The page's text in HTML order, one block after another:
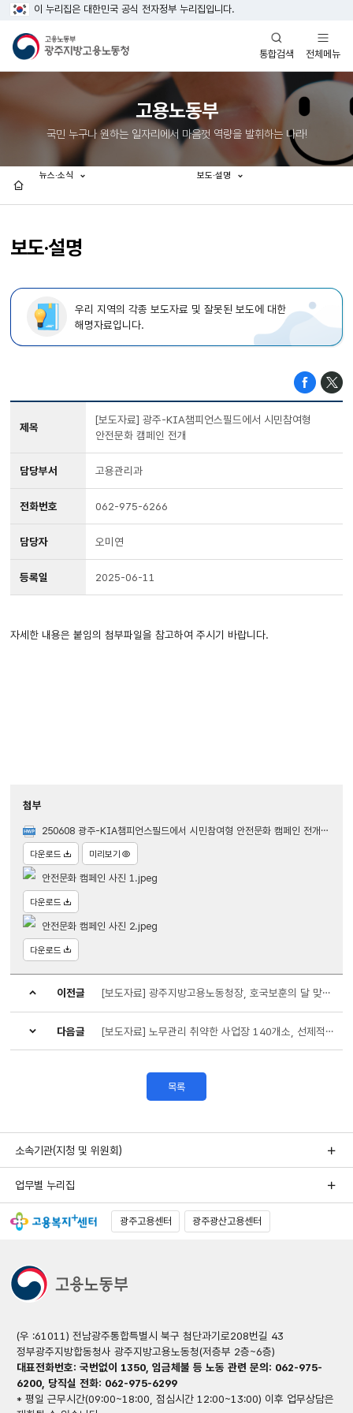
이 누리집은 대한민국 공식 전자정부 누리집입니다.
통합검색
열기
전체메뉴
열기
고용노동부
국민 누구나 원하는 일자리에서 마음껏 역량을 발휘하는 나라!
보도·설명
뉴스·소식 보도·설명
우리 지역의 각종 보도자료 및 잘못된 보도에 대한
해명자료입니다.
제목
[보도자료] 광주-KIA챔피언스필드에서 시민참여형
안전문화 캠페인 전개
담당부서 고용관리과
전화번호 062-975-6266
담당자 오미연
등록일 2025-06-11
자세한 내용은 붙임의 첨부파일을 참고하여 주시기 바랍니다.
첨부
250608 광주-KIA챔피언스필드에서 시민참여형 안전문화 캠페인 전개(광주지방고용노동청) .hwp
다운로드 미리보기
안전문화 캠페인 사진 1.jpeg
다운로드
안전문화 캠페인 사진 2.jpeg
다운로드
이전글 [보도자료] 광주지방고용노동청장, 호국보훈의 달 맞아 보훈가족 위문 실시
다음글 [보도자료] 노무관리 취약한 사업장 140개소, 선제적으로 찾아 집중 예방 활동 전개
목록
소속기관(지청 및 위원회)
업무별 누리집
광주고용센터 광주광산고용센터
(우 :61011) 전남광주통합특별시 북구 첨단과기로208번길 43
정부광주지방합동청사 광주지방고용노동청(저층부 2층~6층)
대표전화번호: 국번없이 1350, 임금체불 등 노동 관련 문의: 062-975-
6200, 당직실 전화: 062-975-6299
* 평일 근무시간(09:00~18:00, 점심시간 12:00~13:00) 이후 업무상담은